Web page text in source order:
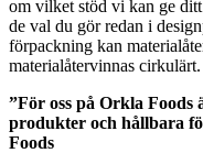
om vilket stöd vi kan ge
de val du gör redan i
förpackning kan
materialåtervinnas cirkulärt.
”För oss på Orkla Foods
produkter och hållbara
Foods